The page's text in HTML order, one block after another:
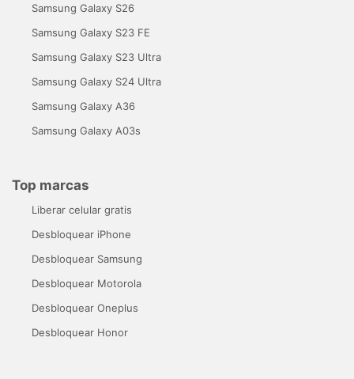
Samsung Galaxy S26
Samsung Galaxy S23 FE
Samsung Galaxy S23 Ultra
Samsung Galaxy S24 Ultra
Samsung Galaxy A36
Samsung Galaxy A03s
Top marcas
Liberar celular gratis
Desbloquear iPhone
Desbloquear Samsung
Desbloquear Motorola
Desbloquear Oneplus
Desbloquear Honor